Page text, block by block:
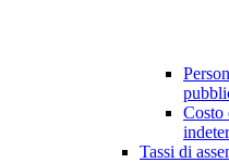
Costo
Tassi di